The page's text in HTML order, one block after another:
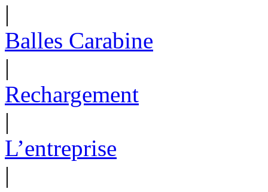
|
Balles Carabine
|
Rechargement
|
L’entreprise
|